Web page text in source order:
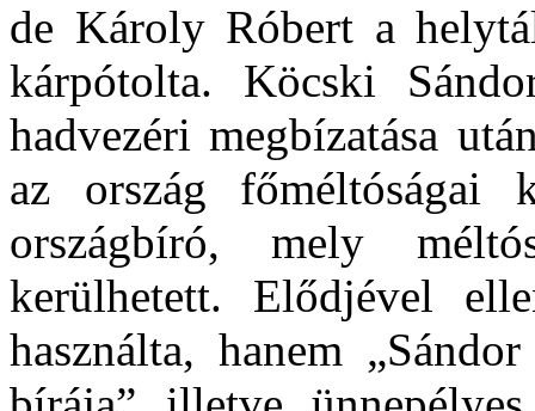
de Károly Róbert a
kárpótolta. Köcski
hadvezéri megbízatása
az ország főméltóságai
országbíró, mely
kerülhetett. Elődjével
használta, hanem